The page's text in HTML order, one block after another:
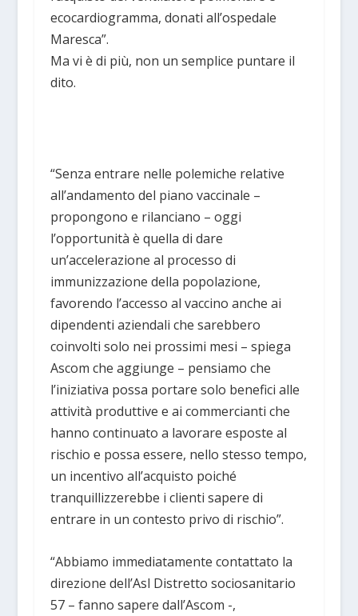
ecocardiogramma, donati all’ospedale
Maresca”.
Ma vi è di più, non un semplice puntare il
dito.
“Senza entrare nelle polemiche relative
all’andamento del piano vaccinale –
propongono e rilanciano – oggi
l’opportunità è quella di dare
un’accelerazione al processo di
immunizzazione della popolazione,
favorendo l’accesso al vaccino anche ai
dipendenti aziendali che sarebbero
coinvolti solo nei prossimi mesi – spiega
Ascom che aggiunge – pensiamo che
l’iniziativa possa portare solo benefici alle
attività produttive e ai commercianti che
hanno continuato a lavorare esposte al
rischio e possa essere, nello stesso tempo,
un incentivo all’acquisto poiché
tranquillizzerebbe i clienti sapere di
entrare in un contesto privo di rischio”.
“Abbiamo immediatamente contattato la
direzione dell’Asl Distretto sociosanitario
57 – fanno sapere dall’Ascom -,